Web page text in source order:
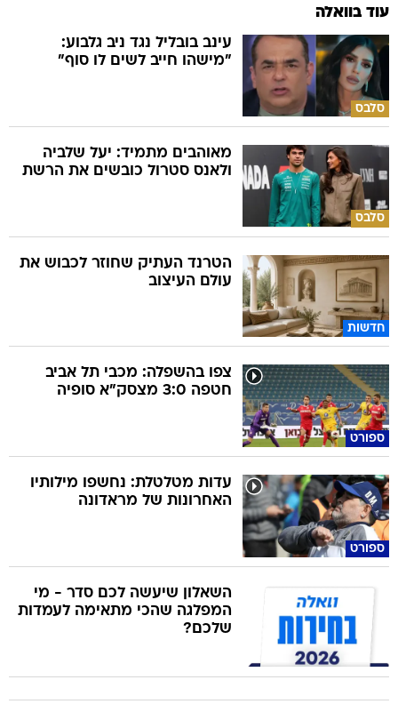
עוד בוואלה
סלבס
עינב בובליל נגד ניב גלבוע:
"מישהו חייב לשים לו סוף"
סלבס
מאוהבים מתמיד: יעל שלביה
ולאנס סטרול כובשים את הרשת
חדשות
הטרנד העתיק שחוזר לכבוש את
עולם העיצוב
ספורט
צפו בהשפלה: מכבי תל אביב
חטפה 3:0 מצסק"א סופיה
ספורט
עדות מטלטלת: נחשפו מילותיו
האחרונות של מראדונה
השאלון שיעשה לכם סדר - מי
המפלגה שהכי מתאימה לעמדות
שלכם?